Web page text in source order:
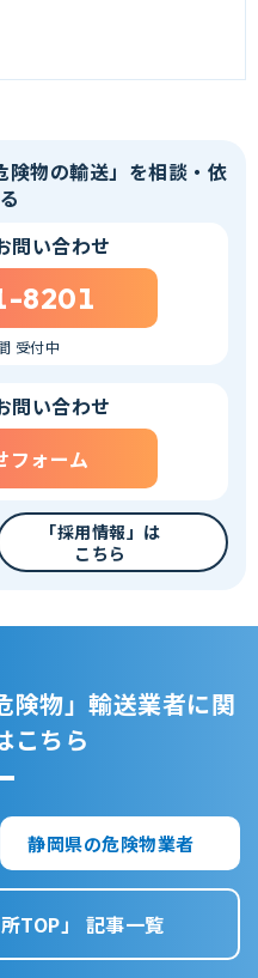
険物の輸送」を相談・依
問い合わせ
8201
受付中
問い合わせ
フォーム
「採用情報」は
こちら
険物」輸送業者に関
こちら
静岡県の危険物業者
TOP」 記事一覧